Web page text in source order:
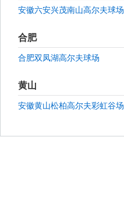
安徽六安兴茂南山高尔夫球场
合肥
合肥双凤湖高尔夫球场
黄山
安徽黄山松柏高尔夫彩虹谷场